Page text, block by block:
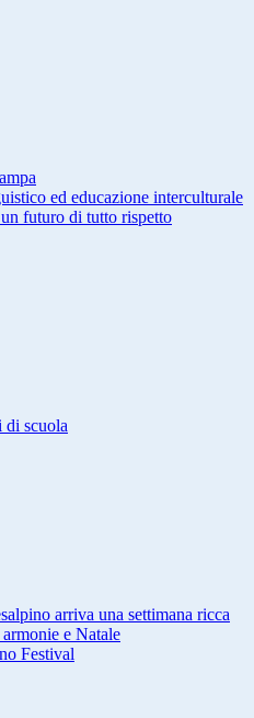
ed educazione interculturale
futuro di tutto rispetto
scuola
arriva una settimana ricca
e Natale
Festival